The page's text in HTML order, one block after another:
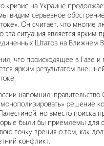
кризис на Украине
видим серьезное
Он считает, что многие
эта ситуация является ярким
Штатов на Ближнем
что происходящее в Газе
ярким результатом
напомнил:
решение
но вместо поиска
были бы приемлемы для
точку зрения о том, как
конфликт.